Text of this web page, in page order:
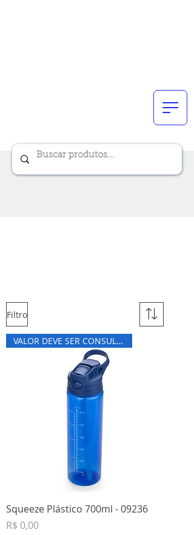
Filtro
VALOR DEVE SER CONSULTADO
Squeeze Plástico 700ml - 09236
Preço
R$ 0,00